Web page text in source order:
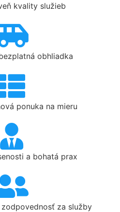
kvality služieb
obhliadka
ponuka na mieru
a bohatá prax
za služby